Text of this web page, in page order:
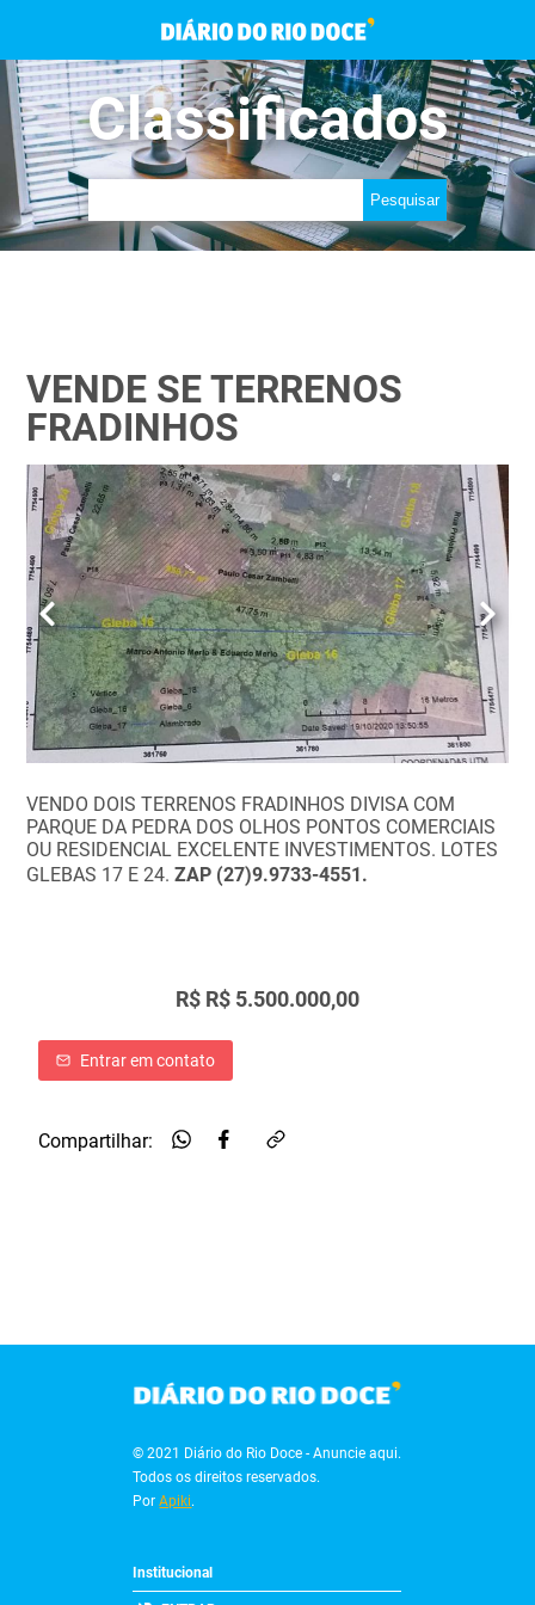
Classificados
VENDE SE TERRENOS
FRADINHOS
VENDO DOIS TERRENOS FRADINHOS DIVISA COM
PARQUE DA PEDRA DOS OLHOS PONTOS COMERCIAIS
OU RESIDENCIAL EXCELENTE INVESTIMENTOS. LOTES
GLEBAS 17 E 24.ZAP (27)9.9733-4551.
R$ R$ 5.500.000,00
Entrar em contato
Compartilhar:
© 2021 Diário do Rio Doce - Anuncie aqui.
Todos os direitos reservados.
PorApiki.
Institucional